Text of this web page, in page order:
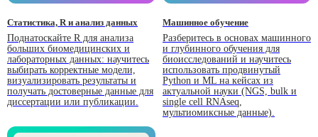
Статистика, R и анализ данных
Поднатоскайте R для анализа
больших биомедицинских и
лабораторных данных: научитесь
выбирать корректные модели,
визуализировать результаты и
получать достоверные данные для
диссертации или публикации.
Машинное обучение
Разберитесь в основах машинного
и глубинного обучения для
биоисследований и научитесь
использовать продвинутый
Python и ML на кейсах из
актуальной науки (NGS, bulk и
single cell RNAseq,
мультиомиксные данные).